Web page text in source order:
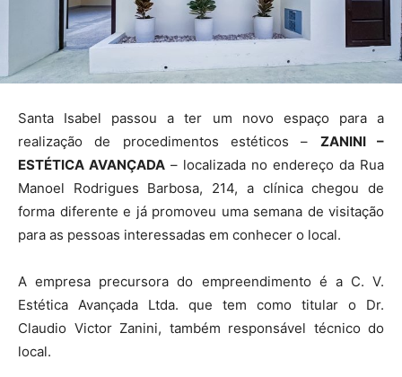
Santa Isabel passou a ter um novo espaço para a
realização de procedimentos estéticos – ZANINI –
ESTÉTICA AVANÇADA – localizada no endereço da Rua
Manoel Rodrigues Barbosa, 214, a clínica chegou de
forma diferente e já promoveu uma semana de visitação
para as pessoas interessadas em conhecer o local.
A empresa precursora do empreendimento é a C. V.
Estética Avançada Ltda. que tem como titular o Dr.
Claudio Victor Zanini, também responsável técnico do
local.